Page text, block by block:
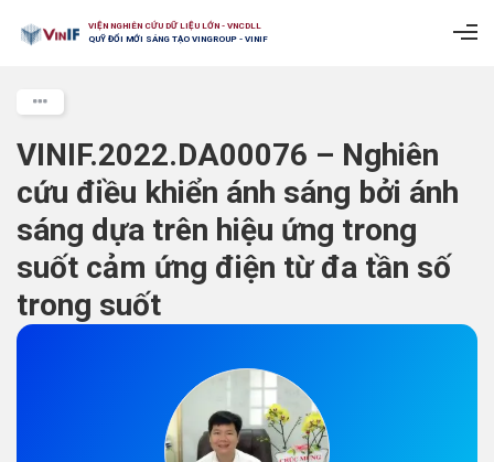
VIỆN NGHIÊN CỨU DỮ LIỆU LỚN - VNCDLL
QUỸ ĐỔI MỚI SÁNG TẠO VINGROUP - VINIF
VINIF.2022.DA00076 – Nghiên
cứu điều khiển ánh sáng bởi ánh
sáng dựa trên hiệu ứng trong
suốt cảm ứng điện từ đa tần số
trong suốt